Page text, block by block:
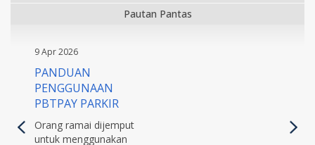
Pautan Pantas
9 Apr 2026
PANDUAN
PENGGUNAAN
PBTPAY PARKIR
Orang ramai dijemput
untuk menggunakan